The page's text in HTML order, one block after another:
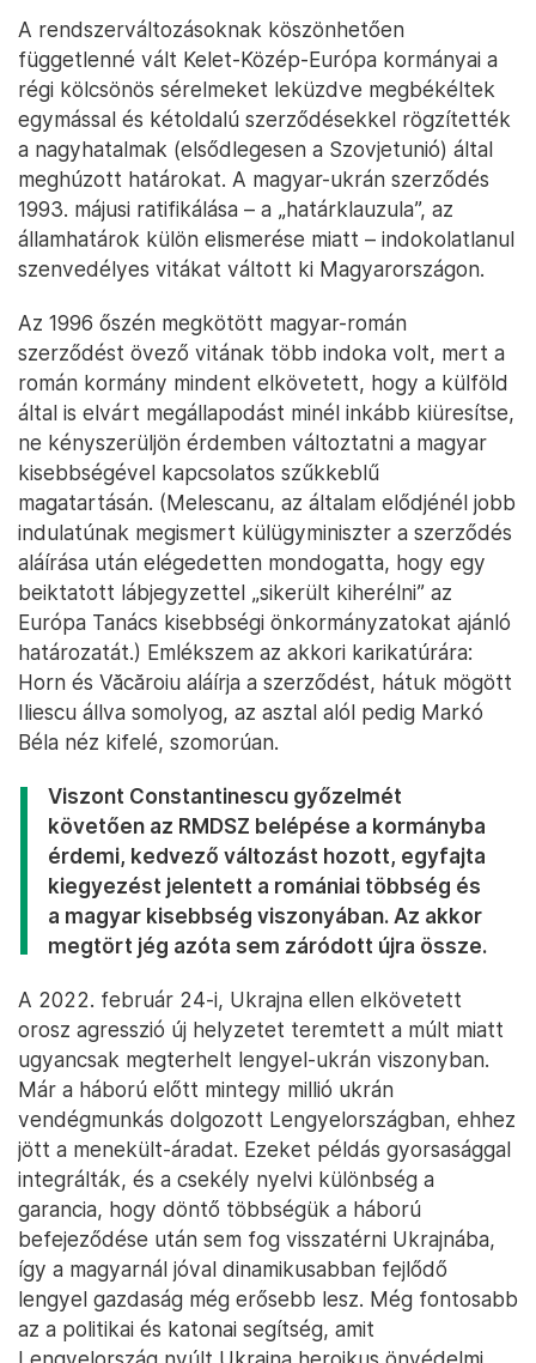
A rendszerváltozásoknak köszönhetően
függetlenné vált Kelet-Közép-Európa kormányai a
régi kölcsönös sérelmeket leküzdve megbékéltek
egymással és kétoldalú szerződésekkel rögzítették
a nagyhatalmak (elsődlegesen a Szovjetunió) által
meghúzott határokat. A magyar-ukrán szerződés
1993. májusi ratifikálása – a „határklauzula”, az
államhatárok külön elismerése miatt – indokolatlanul
szenvedélyes vitákat váltott ki Magyarországon.
Az 1996 őszén megkötött magyar-román
szerződést övező vitának több indoka volt, mert a
román kormány mindent elkövetett, hogy a külföld
által is elvárt megállapodást minél inkább kiüresítse,
ne kényszerüljön érdemben változtatni a magyar
kisebbségével kapcsolatos szűkkeblű
magatartásán. (Melescanu, az általam elődjénél jobb
indulatúnak megismert külügyminiszter a szerződés
aláírása után elégedetten mondogatta, hogy egy
beiktatott lábjegyzettel „sikerült kiherélni” az
Európa Tanács kisebbségi önkormányzatokat ajánló
határozatát.) Emlékszem az akkori karikatúrára:
Horn és Văcăroiu aláírja a szerződést, hátuk mögött
Iliescu állva somolyog, az asztal alól pedig Markó
Béla néz kifelé, szomorúan.
Viszont Constantinescu győzelmét
követően az RMDSZ belépése a kormányba
érdemi, kedvező változást hozott, egyfajta
kiegyezést jelentett a romániai többség és
a magyar kisebbség viszonyában. Az akkor
megtört jég azóta sem záródott újra össze.
A 2022. február 24-i, Ukrajna ellen elkövetett
orosz agresszió új helyzetet teremtett a múlt miatt
ugyancsak megterhelt lengyel-ukrán viszonyban.
Már a háború előtt mintegy millió ukrán
vendégmunkás dolgozott Lengyelországban, ehhez
jött a menekült-áradat. Ezeket példás gyorsasággal
integrálták, és a csekély nyelvi különbség a
garancia, hogy döntő többségük a háború
befejeződése után sem fog visszatérni Ukrajnába,
így a magyarnál jóval dinamikusabban fejlődő
lengyel gazdaság még erősebb lesz. Még fontosabb
az a politikai és katonai segítség, amit